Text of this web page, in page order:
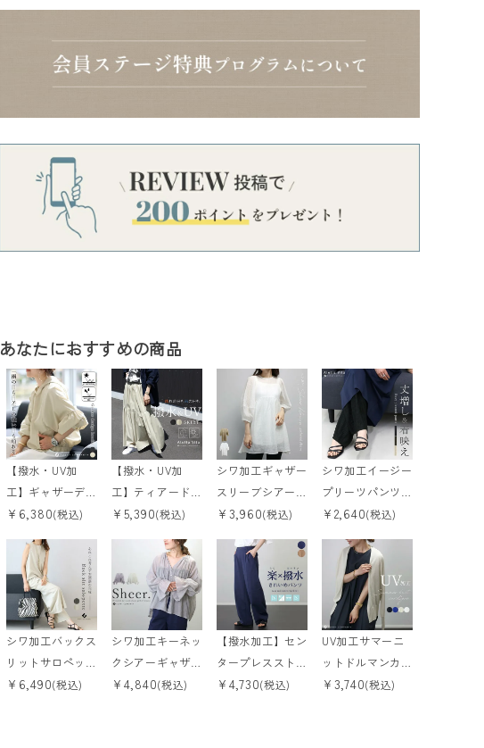
あなたにおすすめの商品
【撥水・UV加
工】ギャザーデザ
インパーカー
a3】
¥ 6,380(税込)
【撥水・UV加
工】ティアードロ
ングスカート
¥ 5,390(税込)
シワ加工ギャザー
スリーブシアーブ
ラウス 【メール
¥ 3,960(税込)
シワ加工イージー
プリーツパンツ
【メール便可/m
¥ 2,640(税込)
シワ加工バックス
リットサロペット
【メール便可/m
¥ 6,490(税込)
シワ加工キーネッ
クシアーギャザー
ブラウス 【メー
¥ 4,840(税込)
【撥水加工】セン
タープレスストレ
ートパンツ 【メ
¥ 4,730(税込)
UV加工サマーニ
ットドルマンカー
ディガン 【メー
¥ 3,740(税込)